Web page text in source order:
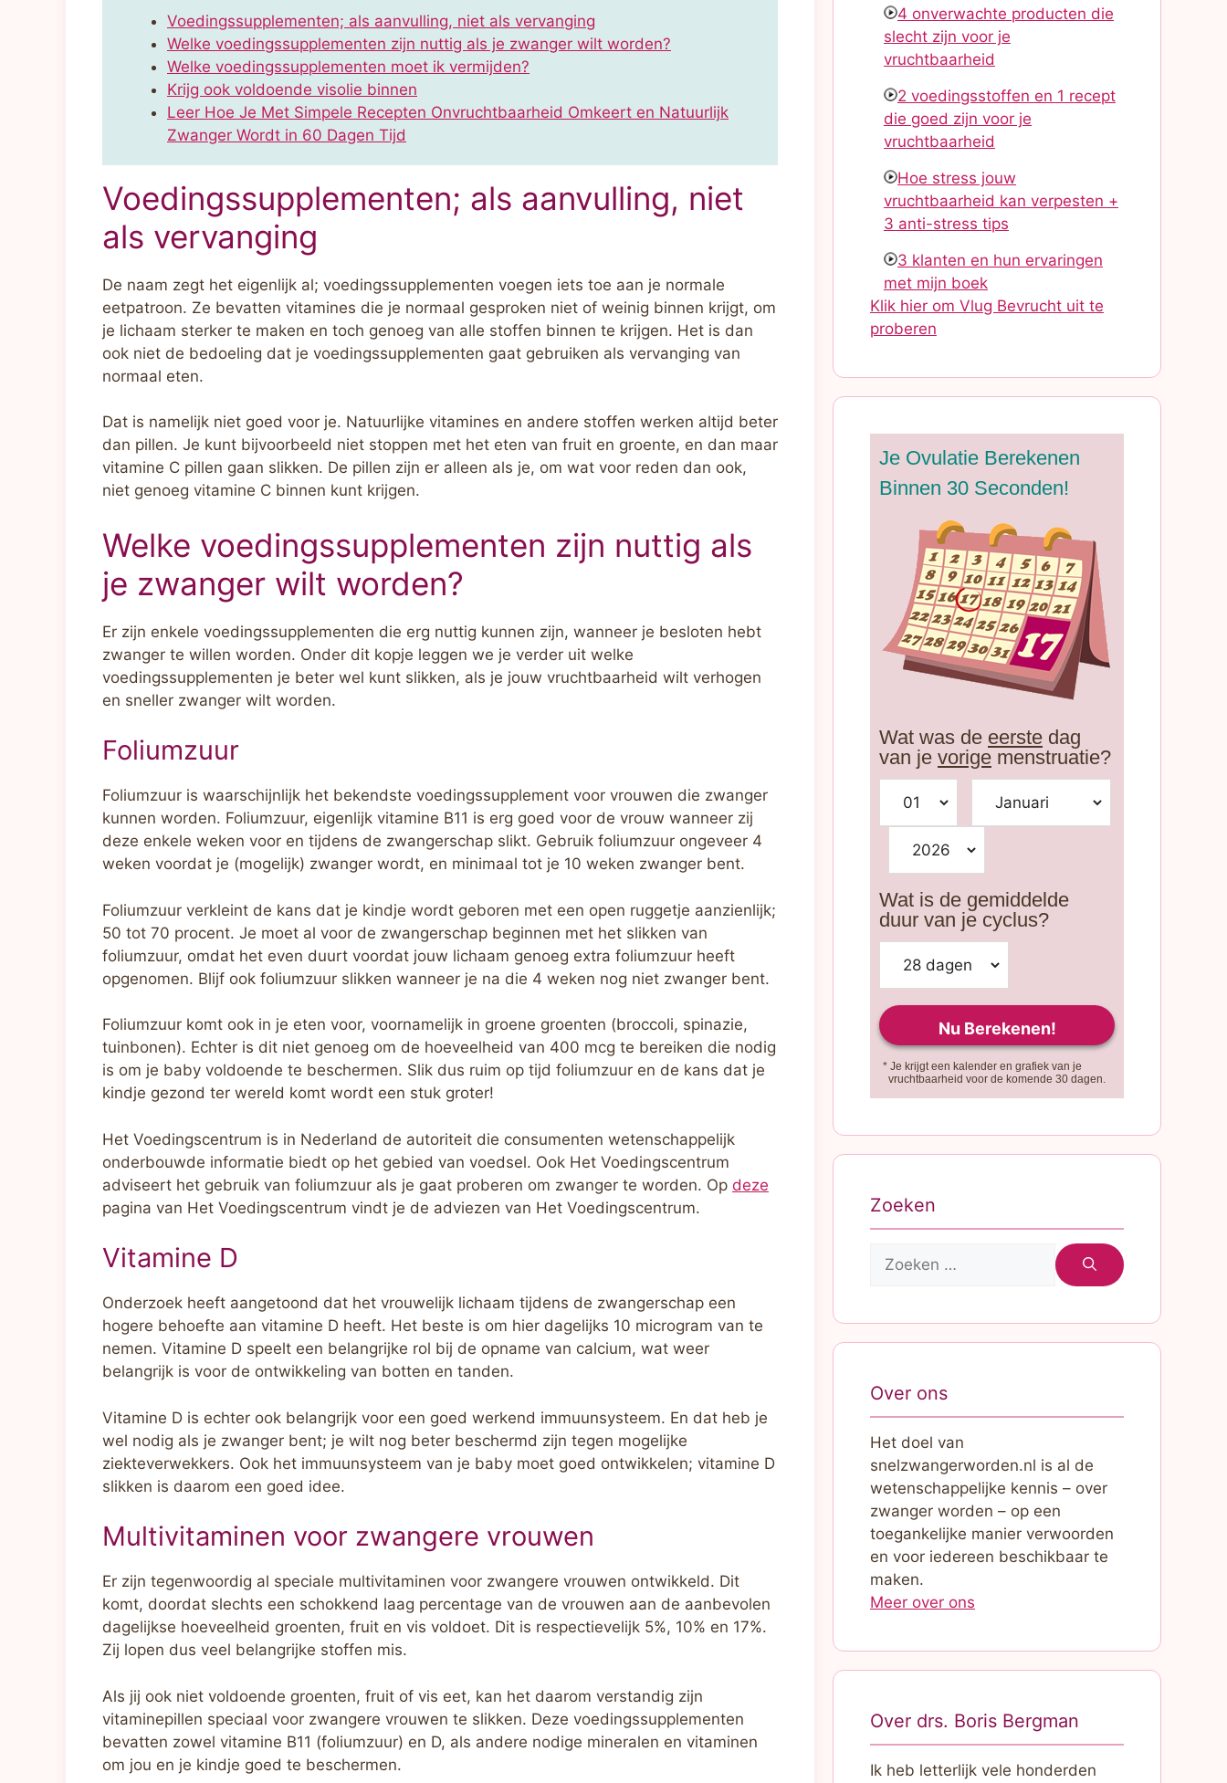
Voedingssupplementen; als aanvulling, niet als vervanging
Welke voedingssupplementen zijn nuttig als je zwanger wilt worden?
Welke voedingssupplementen moet ik vermijden?
Krijg ook voldoende visolie binnen
Leer Hoe Je Met Simpele Recepten Onvruchtbaarheid Omkeert en Natuurlijk
Zwanger Wordt in 60 Dagen Tijd
Voedingssupplementen; als aanvulling, niet
als vervanging
De naam zegt het eigenlijk al; voedingssupplementen voegen iets toe aan je normale
eetpatroon. Ze bevatten vitamines die je normaal gesproken niet of weinig binnen krijgt, om
je lichaam sterker te maken en toch genoeg van alle stoffen binnen te krijgen. Het is dan
ook niet de bedoeling dat je voedingssupplementen gaat gebruiken als vervanging van
normaal eten.
Dat is namelijk niet goed voor je. Natuurlijke vitamines en andere stoffen werken altijd beter
dan pillen. Je kunt bijvoorbeeld niet stoppen met het eten van fruit en groente, en dan maar
vitamine C pillen gaan slikken. De pillen zijn er alleen als je, om wat voor reden dan ook,
niet genoeg vitamine C binnen kunt krijgen.
Welke voedingssupplementen zijn nuttig als
je zwanger wilt worden?
Er zijn enkele voedingssupplementen die erg nuttig kunnen zijn, wanneer je besloten hebt
zwanger te willen worden. Onder dit kopje leggen we je verder uit welke
voedingssupplementen je beter wel kunt slikken, als je jouw vruchtbaarheid wilt verhogen
en sneller zwanger wilt worden.
Foliumzuur
Foliumzuur is waarschijnlijk het bekendste voedingssupplement voor vrouwen die zwanger
kunnen worden. Foliumzuur, eigenlijk vitamine B11 is erg goed voor de vrouw wanneer zij
deze enkele weken voor en tijdens de zwangerschap slikt. Gebruik foliumzuur ongeveer 4
weken voordat je (mogelijk) zwanger wordt, en minimaal tot je 10 weken zwanger bent.
Foliumzuur verkleint de kans dat je kindje wordt geboren met een open ruggetje aanzienlijk;
50 tot 70 procent. Je moet al voor de zwangerschap beginnen met het slikken van
foliumzuur, omdat het even duurt voordat jouw lichaam genoeg extra foliumzuur heeft
opgenomen. Blijf ook foliumzuur slikken wanneer je na die 4 weken nog niet zwanger bent.
Foliumzuur komt ook in je eten voor, voornamelijk in groene groenten (broccoli, spinazie,
tuinbonen). Echter is dit niet genoeg om de hoeveelheid van 400 mcg te bereiken die nodig
is om je baby voldoende te beschermen. Slik dus ruim op tijd foliumzuur en de kans dat je
kindje gezond ter wereld komt wordt een stuk groter!
Het Voedingscentrum is in Nederland de autoriteit die consumenten wetenschappelijk
onderbouwde informatie biedt op het gebied van voedsel. Ook Het Voedingscentrum
adviseert het gebruik van foliumzuur als je gaat proberen om zwanger te worden. Op deze
pagina van Het Voedingscentrum vindt je de adviezen van Het Voedingscentrum.
Vitamine D
Onderzoek heeft aangetoond dat het vrouwelijk lichaam tijdens de zwangerschap een
hogere behoefte aan vitamine D heeft. Het beste is om hier dagelijks 10 microgram van te
nemen. Vitamine D speelt een belangrijke rol bij de opname van calcium, wat weer
belangrijk is voor de ontwikkeling van botten en tanden.
Vitamine D is echter ook belangrijk voor een goed werkend immuunsysteem. En dat heb je
wel nodig als je zwanger bent; je wilt nog beter beschermd zijn tegen mogelijke
ziekteverwekkers. Ook het immuunsysteem van je baby moet goed ontwikkelen; vitamine D
slikken is daarom een goed idee.
Multivitaminen voor zwangere vrouwen
Er zijn tegenwoordig al speciale multivitaminen voor zwangere vrouwen ontwikkeld. Dit
komt, doordat slechts een schokkend laag percentage van de vrouwen aan de aanbevolen
dagelijkse hoeveelheid groenten, fruit en vis voldoet. Dit is respectievelijk 5%, 10% en 17%.
Zij lopen dus veel belangrijke stoffen mis.
Als jij ook niet voldoende groenten, fruit of vis eet, kan het daarom verstandig zijn
vitaminepillen speciaal voor zwangere vrouwen te slikken. Deze voedingssupplementen
bevatten zowel vitamine B11 (foliumzuur) en D, als andere nodige mineralen en vitaminen
om jou en je kindje goed te beschermen.
4 onverwachte producten die
slecht zijn voor je
vruchtbaarheid
2 voedingsstoffen en 1 recept
die goed zijn voor je
vruchtbaarheid
Hoe stress jouw
vruchtbaarheid kan verpesten +
3 anti-stress tips
3 klanten en hun ervaringen
met mijn boek
Klik hier om Vlug Bevrucht uit te
proberen
Je Ovulatie Berekenen
Binnen 30 Seconden!
Wat was de eerste dag
van je vorige menstruatie?
Wat is de gemiddelde
duur van je cyclus?
* Je krijgt een kalender en grafiek van je
vruchtbaarheid voor de komende 30 dagen.
Zoeken
Zoek
Over ons
Het doel van
snelzwangerworden.nl is al de
wetenschappelijke kennis – over
zwanger worden – op een
toegankelijke manier verwoorden
en voor iedereen beschikbaar te
maken.
Meer over ons
Over drs. Boris Bergman
Ik heb letterlijk vele honderden